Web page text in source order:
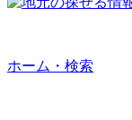
ホーム・検索